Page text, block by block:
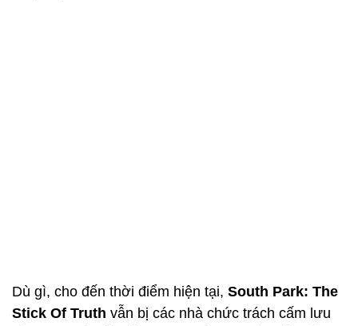
Dù gì, cho đến thời điểm hiện tại, South Park: The
Stick Of Truth vẫn bị các nhà chức trách cấm lưu